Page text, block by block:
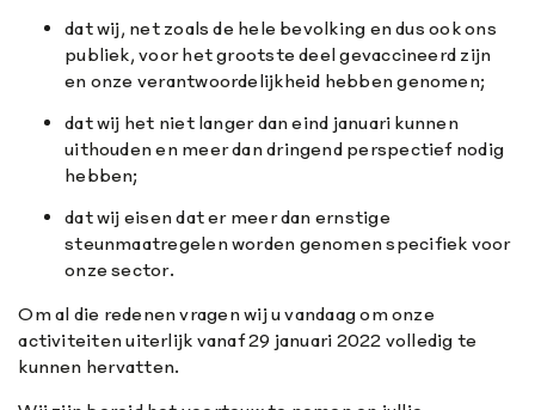
dat wij, net zoals de hele bevolking en dus ook ons
publiek, voor het grootste deel gevaccineerd zijn
en onze verantwoordelijkheid hebben genomen;
dat wij het niet langer dan eind januari kunnen
uithouden en meer dan dringend perspectief nodig
hebben;
dat wij eisen dat er meer dan ernstige
steunmaatregelen worden genomen specifiek voor
onze sector.
Om al die redenen vragen wij u vandaag om onze
activiteiten uiterlijk vanaf 29 januari 2022 volledig te
kunnen hervatten.